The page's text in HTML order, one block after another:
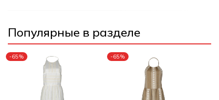
Популярные в разделе
-65% -65%